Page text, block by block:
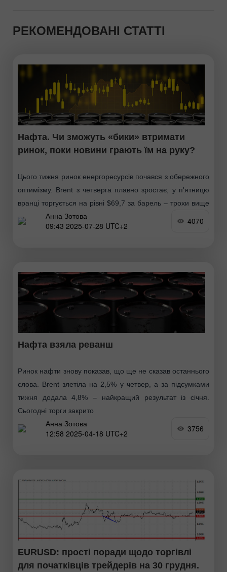
РЕКОМЕНДОВАНІ СТАТТІ
Нафта. Чи зможуть «бики» втримати
ринок, поки новини грають їм на руку?
Цього тижня ринок енергоресурсів почався з обережного
оптимізму. Brent з четверга плавно зростає, у п'ятницю
вранці торгується на рівні $69,7 за барель – трохи вище
позначки відкриття тижня ($69,24)
Анна Зотова
09:43 2025-07-28 UTC+2
4070
Нафта взяла реванш
Ринок нафти знову показав, що ще не сказав останнього
слова. Brent злетіла на 2,5% у четвер, а за підсумками
тижня додала 4,8% – найкращий результат із січня.
Сьогодні торги закрито
Анна Зотова
12:58 2025-04-18 UTC+2
3756
EURUSD: прості поради щодо торгівлі
для початківців трейдерів на 30 грудня.